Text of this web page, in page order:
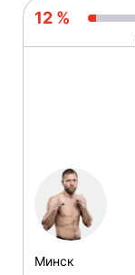
12 %
Минск